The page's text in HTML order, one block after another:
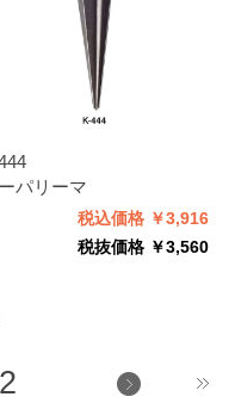
パリーマ
税込価格 ￥3,916
税抜価格 ￥3,560
2